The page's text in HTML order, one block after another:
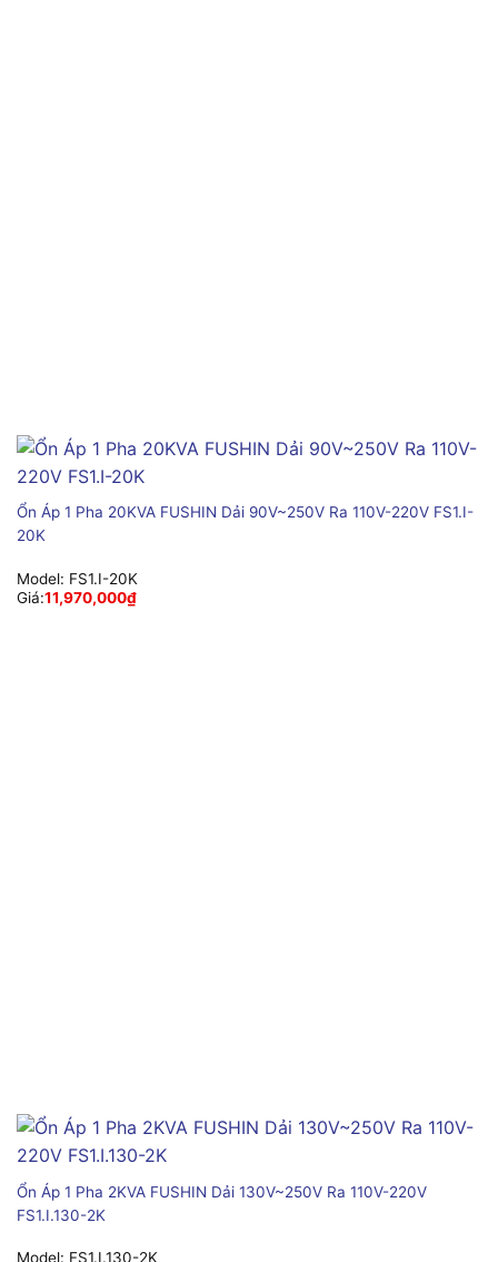
Ổn Áp 1 Pha 20KVA FUSHIN Dải 90V~250V Ra 110V-220V FS1.I-
20K
Model: FS1.I-20K
Giá:11,970,000₫
Ổn Áp 1 Pha 2KVA FUSHIN Dải 130V~250V Ra 110V-220V
FS1.I.130-2K
Model: FS1.I.130-2K